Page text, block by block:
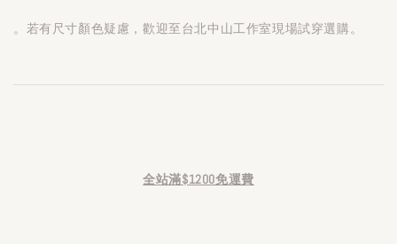
。若有尺寸顏色疑慮，歡迎至台北中山工作室現場試穿選購。
全站滿$1200免運費